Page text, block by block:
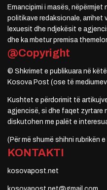
Emancipimi i masës,
politikave redaksionale, arrihet
lexuesit dhe ndjekësit e
dhe ka mbetur premisa
@Copyright
© Shkrimet e publikuara në
Kosova Post (ose të
Kushtet e përdorimit të
agjencisë, si dhe faqet zyrtare
diskutohen me palët e
(Për më shumë shihni rubrikën
KONTAKTI
kosovapost.net